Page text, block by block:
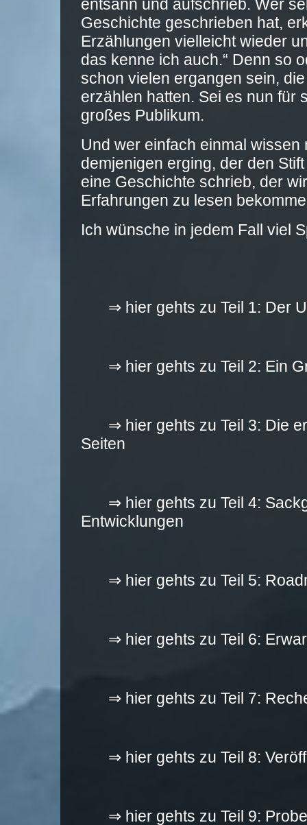
entsann und aufschrieb. Wer
Geschichte geschrieben hat,
Erzählungen vielleicht wieder
das kenne ich auch.“ Denn so
schon vielen ergangen sein,
erzählen hatten. Sei es nun für
großes Publikum.
Und wer einfach einmal wissen
demjenigen erging, der den
eine Geschichte schrieb, der
Erfahrungen zu lesen
Ich wünsche in jedem Fall viel
⇒ hier gehts zu Teil 1: Der
⇒ hier gehts zu Teil 2: Ein
⇒ hier gehts zu Teil 3: Die
Seiten
⇒ hier gehts zu Teil 4:
Entwicklungen
⇒ hier gehts zu Teil 5:
⇒ hier gehts zu Teil 6:
⇒ hier gehts zu Teil 7:
⇒ hier gehts zu Teil 8:
⇒ hier gehts zu Teil 9: